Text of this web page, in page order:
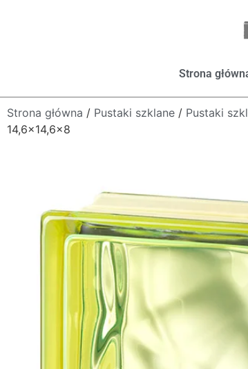
Strona
Strona główna / Pustaki szklane / Pustaki
14,6×14,6×8